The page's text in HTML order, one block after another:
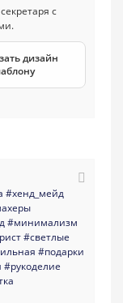
дизайн
#хенд_мейд
#минимализм
#светлые
#подарки
#рукоделие